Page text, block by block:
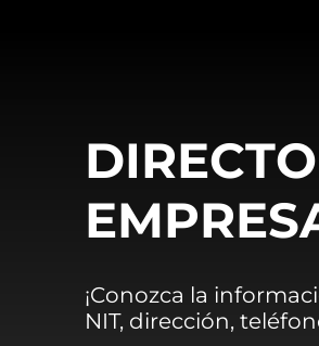
¡Conozca la
NIT, dirección,